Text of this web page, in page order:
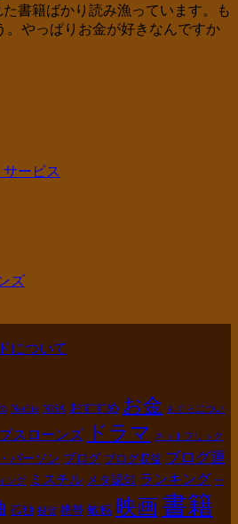
書籍ばかり読み漁っています。も
。やっぱりお金が好きなんですか
ービス
ズ
について
Netflix NISA おすすめ お金 もぐらについ
スローンズ ドラマ ネットフリック
パーソン ブログ ブログ収益 ブログ運
ング ミスチル メタ認知 ランキング 一
孤独 投資 携帯 敏感 映画書籍